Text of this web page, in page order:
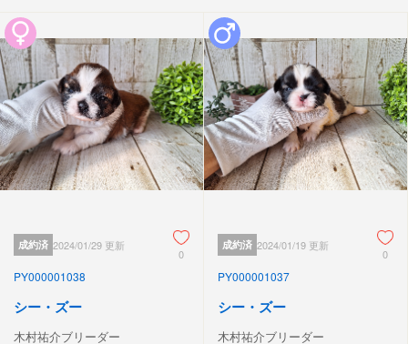
成約済 2024/01/29 更新
0
PY000001038
シー・ズー
木村祐介ブリーダー
成約済 2024/01/19 更新
0
PY000001037
シー・ズー
木村祐介ブリーダー